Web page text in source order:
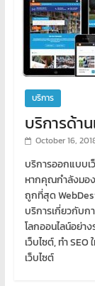
บริการ
บริการด้า
October 16,
บริการออกแบบเ
หากคุณกำลังมอ
ถูกที่สุด
บริการเกี่ยวกับก
โลกออนไลน์อย่า
เว็บไซต์, ทำ
เว็บไซต์